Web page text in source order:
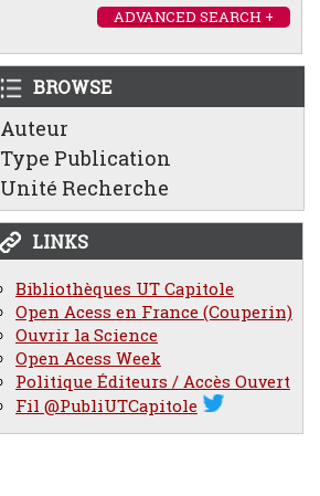
ADVANCED SEARCH +
BROWSE
Auteur
Type Publication
Unité Recherche
LINKS
Bibliothèques UT Capitole
Open Acess en France (Couperin)
Ouvrir la Science
Open Acess Week
Politique Éditeurs / Accès Ouvert
Fil @PubliUTCapitole